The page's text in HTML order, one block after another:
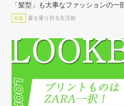
「髪型」も大事なファッションの一
特集 夏を乗り切る生活術